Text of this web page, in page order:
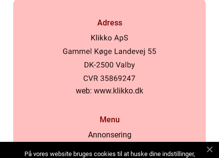
Adress
web: www.klikko.dk
Menu
Annonsering
På vores website bruges cookies til at huske dine indstillinger,